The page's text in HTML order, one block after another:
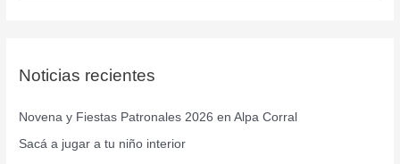
a
p
o
Noticias recientes
Novena y Fiestas Patronales 2026 en Alpa Corral
Sacá a jugar a tu niño interior